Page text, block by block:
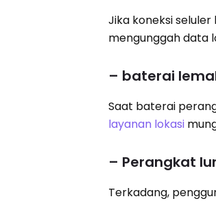
Jika koneksi
mengunggah data
– baterai
Saat baterai
layanan lokasi
– Perangkat
Terkadang,